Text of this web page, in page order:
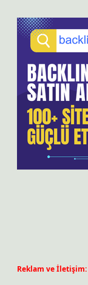
Reklam ve İletişim: